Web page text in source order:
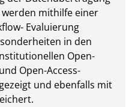
mithilfe einer
Evaluierung
in den
Open-
Open-Access-
und ebenfalls mit